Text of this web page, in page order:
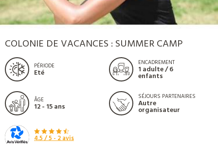
PROMO
COLONIE DE VACANCES : SUMMER CAMP
PÉRIODE
Eté
ENCADREMENT
1 adulte / 6
enfants
ÂGE
12 - 15 ans
SÉJOURS PARTENAIRES
Autre
organisateur
4.5/ 5 -2avis